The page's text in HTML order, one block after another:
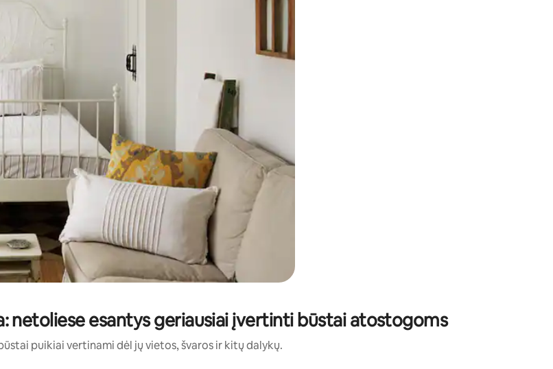
aukštyn ir žemyn arba liesdami ir braukdami per ekraną.
netoliese esantys geriausiai įvertinti būstai atostogoms
puikiai vertinami dėl jų vietos, švaros ir kitų dalykų.